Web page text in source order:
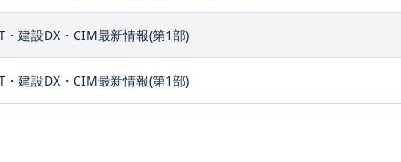
・建設DX・CIM最新情報(第1部)
・建設DX・CIM最新情報(第1部)